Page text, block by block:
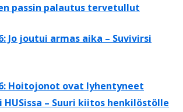
passin palautus tervetullut
Jo joutui armas aika – Suvivirsi
Hoitojonot ovat lyhentyneet
– Suuri kiitos henkilöstölle